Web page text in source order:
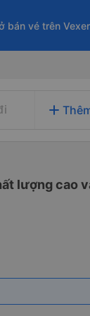
bán vé trên
add
lượng cao